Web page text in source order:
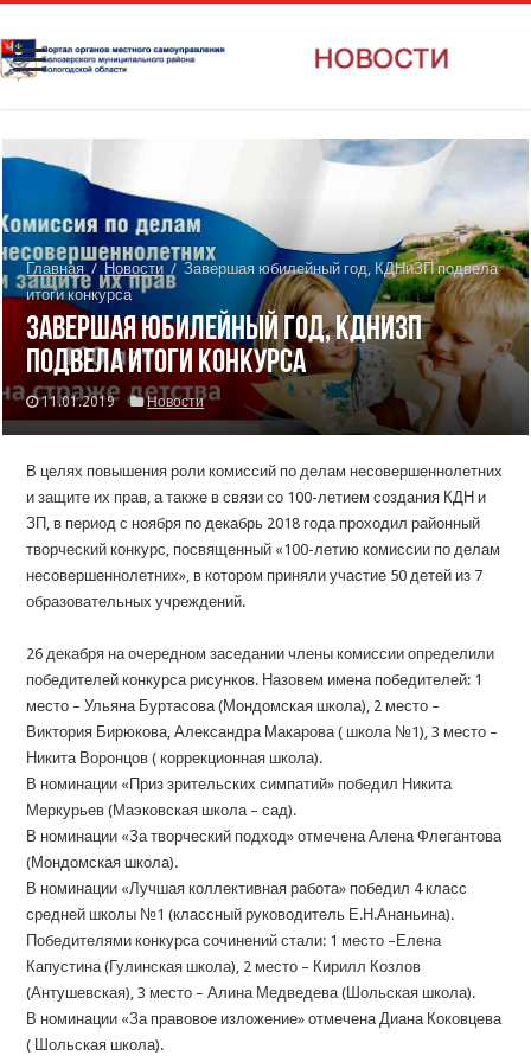
Главная / Новости / Завершая юбилейный год, КДНиЗП подвела
итоги конкурса
Завершая юбилейный год, КДНиЗП
подвела итоги конкурса
11.01.2019 Новости
В целях повышения роли комиссий по делам несовершеннолетних
и защите их прав, а также в связи со 100-летием создания КДН и
ЗП, в период с ноября по декабрь 2018 года проходил районный
творческий конкурс, посвященный «100-летию комиссии по делам
несовершеннолетних», в котором приняли участие 50 детей из 7
образовательных учреждений.
26 декабря на очередном заседании члены комиссии определили
победителей конкурса рисунков. Назовем имена победителей: 1
место – Ульяна Буртасова (Мондомская школа), 2 место –
Виктория Бирюкова, Александра Макарова ( школа №1), 3 место –
Никита Воронцов ( коррекционная школа).
В номинации «Приз зрительских симпатий» победил Никита
Меркурьев (Маэковская школа – сад).
В номинации «За творческий подход» отмечена Алена Флегантова
(Мондомская школа).
В номинации «Лучшая коллективная работа» победил 4 класс
средней школы №1 (классный руководитель Е.Н.Ананьина).
Победителями конкурса сочинений стали: 1 место –Елена
Капустина (Гулинская школа), 2 место – Кирилл Козлов
(Антушевская), 3 место – Алина Медведева (Шольская школа).
В номинации «За правовое изложение» отмечена Диана Коковцева
( Шольская школа).